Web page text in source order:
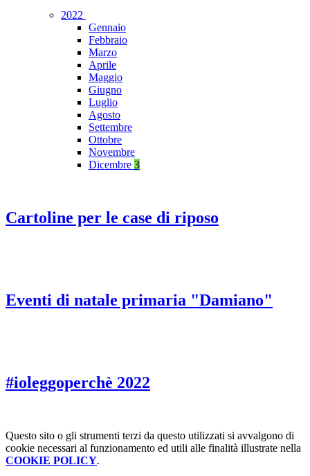
2022
Gennaio
Febbraio
Marzo
Aprile
Maggio
Giugno
Luglio
Agosto
Settembre
Ottobre
Novembre
Dicembre 3
Cartoline per le case di riposo
Eventi di natale primaria "Damiano"
#ioleggoperchè 2022
Questo sito o gli strumenti terzi da questo utilizzati si avvalgono di
cookie necessari al funzionamento ed utili alle finalità illustrate nella
COOKIE POLICY.